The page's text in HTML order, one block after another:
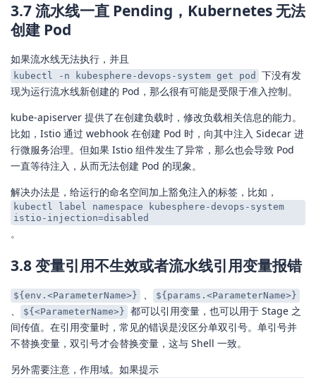
3.7 流水线一直 Pending，Kubernetes 无法
创建 Pod
如果流水线无法执行，并且
kubectl -n kubesphere-devops-system get pod
下没有发
现为运行流水线新创建的 Pod，那么很有可能是受限于准入控制。
kube-apiserver 提供了在创建负载时，修改负载相关信息的能力。
比如，Istio 通过 webhook 在创建 Pod 时，向其中注入 Sidecar 进
行微服务治理。但如果 Istio 组件发生了异常，那么也会导致 Pod
一直等待注入，从而无法创建 Pod 的现象。
解决办法是，给运行的命名空间加上豁免注入的标签，比如，
kubectl label namespace kubesphere-devops-system
istio-injection=disabled
。
3.8 变量引用不生效或者流水线引用变量报错
${env.<ParameterName>} 、 ${params.<ParameterName>}
、 ${<ParameterName>} 都可以引用变量，也可以用于 Stage 之
间传值。在引用变量时，常见的错误是没区分单双引号。单引号并
不替换变量，双引号才会替换变量，这与 Shell 一致。
另外需要注意，作用域。如果提示